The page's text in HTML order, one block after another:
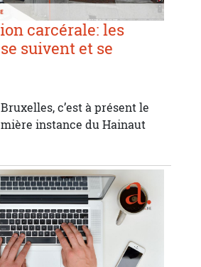
carcérale: les
suivent et se
c’est à présent le
instance du Hainaut